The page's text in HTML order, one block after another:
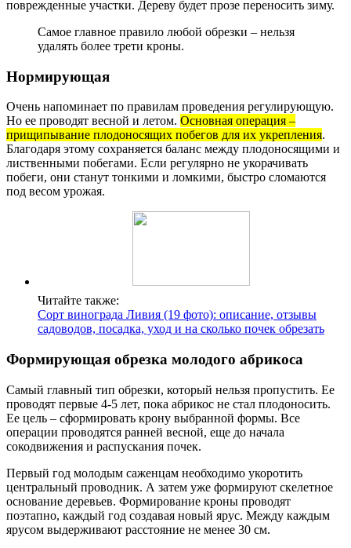
поврежденные участки. Дереву будет прозе переносить зиму.
Самое главное правило любой обрезки – нельзя
удалять более трети кроны.
Нормирующая
Очень напоминает по правилам проведения регулирующую.
Но ее проводят весной и летом. Основная операция –
прищипывание плодоносящих побегов для их укрепления.
Благодаря этому сохраняется баланс между плодоносящими и
лиственными побегами. Если регулярно не укорачивать
побеги, они станут тонкими и ломкими, быстро сломаются
под весом урожая.
Читайте также:
Сорт винограда Ливия (19 фото): описание, отзывы
садоводов, посадка, уход и на сколько почек обрезать
Формирующая обрезка молодого абрикоса
Самый главный тип обрезки, который нельзя пропустить. Ее
проводят первые 4-5 лет, пока абрикос не стал плодоносить.
Ее цель – сформировать крону выбранной формы. Все
операции проводятся ранней весной, еще до начала
сокодвижения и распускания почек.
Первый год молодым саженцам необходимо укоротить
центральный проводник. А затем уже формируют скелетное
основание деревьев. Формирование кроны проводят
поэтапно, каждый год создавая новый ярус. Между каждым
ярусом выдерживают расстояние не менее 30 см.